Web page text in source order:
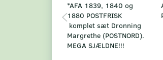
*AFA 1839, 1840 og
1880 POSTFRISK
komplet sæt Dronning
Margrethe (POSTNORD).
MEGA SJÆLDNE!!!